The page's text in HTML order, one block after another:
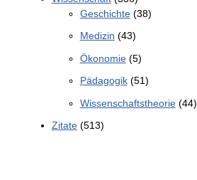
Geschichte(38)
Medizin (43)
Ökonomie(5)
Pädagogik(51)
Wissenschaftstheorie(44)
Zitate(513)